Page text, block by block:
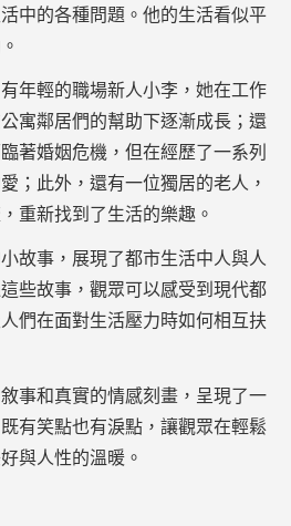
中的各種問題。他的生活看似平
年輕的職場新人小李，她在工作
寓鄰居們的幫助下逐漸成長；還
著婚姻危機，但在經歷了一系列
；此外，還有一位獨居的老人，
重新找到了生活的樂趣。
故事，展現了都市生活中人與人
些故事，觀眾可以感受到現代都
們在面對生活壓力時如何相互扶
事和真實的情感刻畫，呈現了一
有笑點也有淚點，讓觀眾在輕鬆
與人性的溫暖。